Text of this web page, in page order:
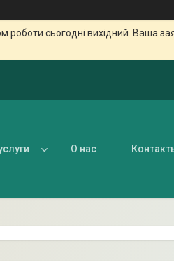
роботи сьогодні вихідний. Ваша
О нас